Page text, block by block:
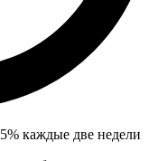
каждые две недели